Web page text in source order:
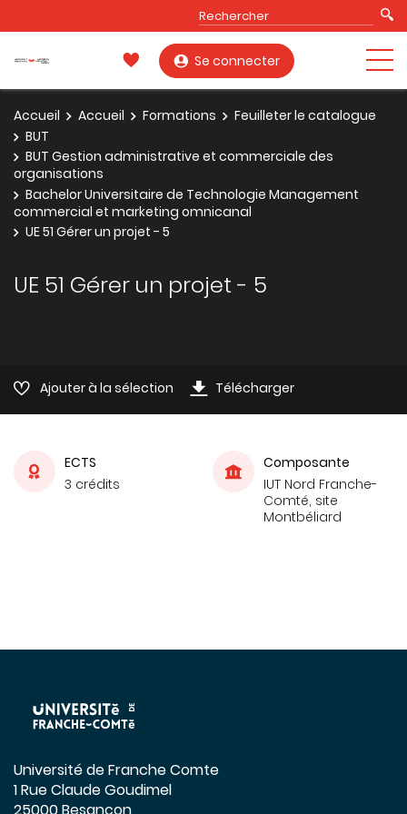
Se connecter
Accueil Accueil Formations
Feuilleter le catalogue
BUT
BUT Gestion administrative et commerciale des
organisations
Bachelor Universitaire de Technologie Management
commercial et marketing omnicanal
UE 51 Gérer un projet - 5
UE 51 Gérer un projet - 5
Ajouter à la sélection Télécharger
ECTS
3 crédits
Composante
IUT Nord Franche-
Comté, site
Montbéliard
Université de Franche Comte
1 Rue Claude Goudimel
25000 Besançon